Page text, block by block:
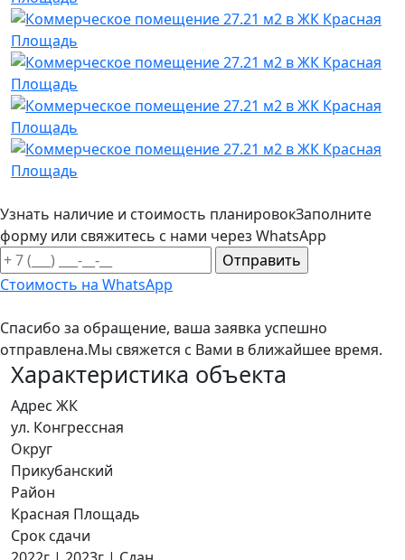
Узнать наличие и стоимость планировокЗаполните
форму или свяжитесь с нами через WhatsApp
Стоимость на WhatsApp
Спасибо за обращение, ваша заявка успешно
отправлена.Мы свяжется с Вами в ближайшее время.
Характеристика объекта
Адрес ЖК
ул. Конгрессная
Округ
Прикубанский
Район
Красная Площадь
Срок сдачи